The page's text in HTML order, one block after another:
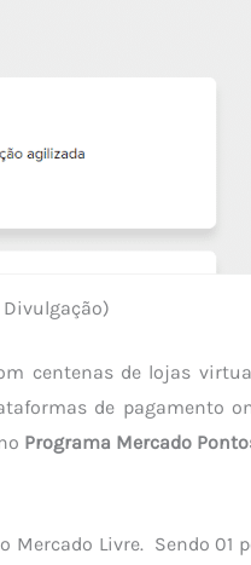
Divulgação)
centenas de lojas
de pagamento
Programa Mercado
Mercado Livre. Sendo 01